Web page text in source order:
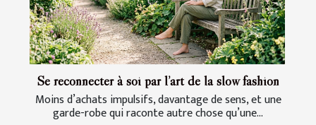
Se reconnecter à soi par l’art de la slow fashion
Moins d’achats impulsifs, davantage de sens, et une
garde-robe qui raconte autre chose qu’une...